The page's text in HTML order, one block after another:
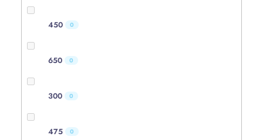
450 0
650 0
300 0
475 0